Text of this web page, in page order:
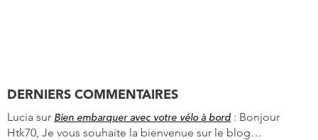
DERNIERS COMMENTAIRES
Lucia sur Bien embarquer avec votre vélo à bord : Bonjour
Htk70, Je vous souhaite la bienvenue sur le blog…